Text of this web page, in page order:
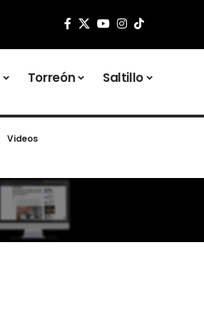
Torreón Saltillo
Videos